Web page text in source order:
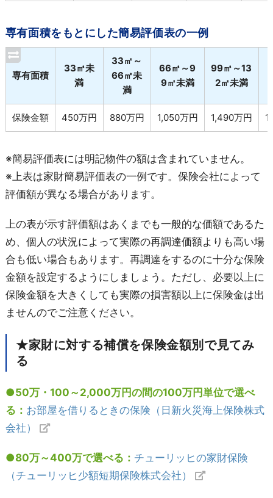
専有面積をもとにした簡易評価表の一例
専有面積
33㎡未
満
33㎡～
66㎡未
満
66㎡～9
9㎡未満
99㎡～13
2㎡未満
保険金額 450万円 880万円 1,050万円 1,490万円
※簡易評価表には明記物件の額は含まれていません。
※上表は家財簡易評価表の一例です。保険会社によって
評価額が異なる場合があります。
上の表が示す評価額はあくまでも一般的な価額であるた
め、個人の状況によって実際の再調達価額よりも高い場
合も低い場合もあります。再調達をするのに十分な保険
金額を設定するようにしましょう。ただし、必要以上に
保険金額を大きくしても実際の損害額以上に保険金は出
ませんのでご注意ください。
★家財に対する補償を保険金額別で見てみ
る
●50万・100～2,000万円の間の100万円単位で選べ
る： お部屋を借りるときの保険（日新火災海上保険株式
会社）
●80万～400万で選べる： チューリッヒの家財保険
（チューリッヒ少額短期保険株式会社）